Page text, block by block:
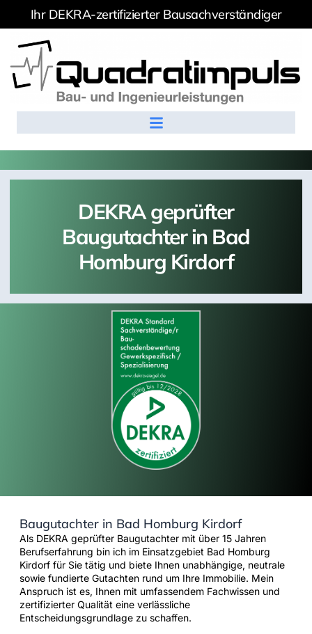
Ihr DEKRA-zertifizierter Bausachverständiger
DEKRA geprüfter
Baugutachter in Bad
Homburg Kirdorf
Baugutachter in Bad Homburg Kirdorf
Als DEKRA geprüfter Baugutachter mit über 15 Jahren
Berufserfahrung bin ich im Einsatzgebiet Bad Homburg
Kirdorf für Sie tätig und biete Ihnen unabhängige, neutrale
sowie fundierte Gutachten rund um Ihre Immobilie. Mein
Anspruch ist es, Ihnen mit umfassendem Fachwissen und
zertifizierter Qualität eine verlässliche
Entscheidungsgrundlage zu schaffen.